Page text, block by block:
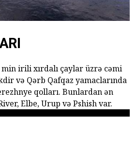
irili xırdalı çaylar üzrə cəmi
və Qərb Qafqaz yamaclarında
qolları. Bunlardan ən
Elbe, Urup və Pshish var.